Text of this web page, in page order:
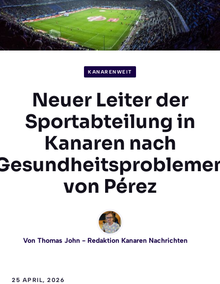
KANARENWEIT
Neuer Leiter der
Sportabteilung in
Kanaren nach
von Pérez
Von Thomas John- Redaktion Kanaren Nachrichten
25 APRIL, 2026